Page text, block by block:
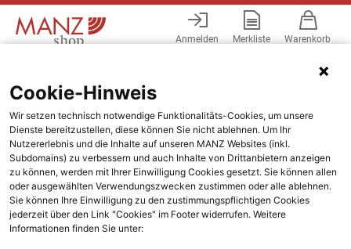
Anmelden Merkliste Warenkorb
Cookie-Hinweis
Wir setzen technisch notwendige Funktionalitäts-Cookies, um unsere
Dienste bereitzustellen, diese können Sie nicht ablehnen. Um Ihr
Nutzererlebnis und die Inhalte auf unseren MANZ Websites (inkl.
Subdomains) zu verbessern und auch Inhalte von Drittanbietern anzeigen
zu können, werden mit Ihrer Einwilligung Cookies gesetzt. Sie können allen
oder ausgewählten Verwendungszwecken zustimmen oder alle ablehnen.
Sie können Ihre Einwilligung zu den zustimmungspflichtigen Cookies
jederzeit über den Link "Cookies" im Footer widerrufen. Weitere
Informationen finden Sie unter: